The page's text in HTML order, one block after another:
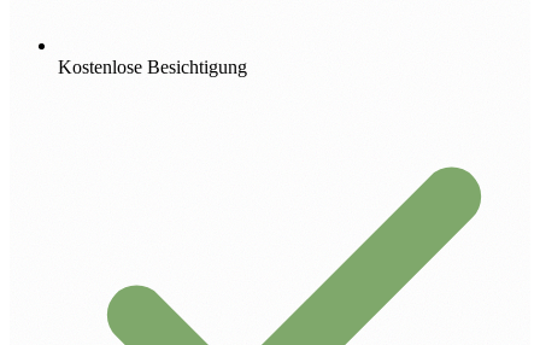
Kostenlose Besichtigung